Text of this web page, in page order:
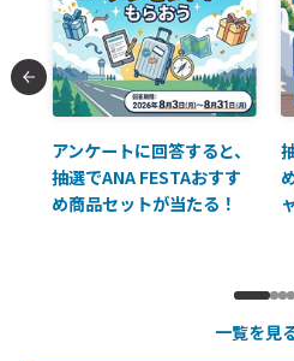
アンケートに回答すると、
抽選でANA FESTAおすす
め商品セットが当たる！
一覧を見